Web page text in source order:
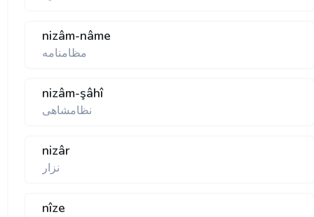
nizâm-nâme
مظامنامه
nizâm-şâhî
نظامشاهی
nizâr
نزار
nîze